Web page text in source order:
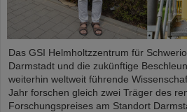
Das GSI Helmholtzzentrum für
Darmstadt und die zukünftige
weiterhin weltweit führende
Jahr forschen gleich zwei Träger des
Forschungspreises am Standort